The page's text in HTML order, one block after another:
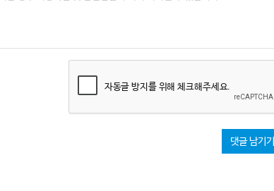
자동글 방지를 위해 체크해주세요.
댓글 남기기